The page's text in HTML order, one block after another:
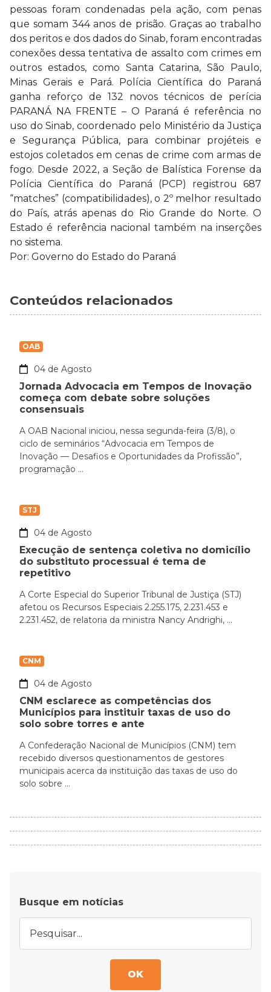
pessoas foram condenadas pela ação, com penas
que somam 344 anos de prisão. Graças ao trabalho
dos peritos e dos dados do Sinab, foram encontradas
conexões dessa tentativa de assalto com crimes em
outros estados, como Santa Catarina, São Paulo,
Minas Gerais e Pará. Polícia Científica do Paraná
ganha reforço de 132 novos técnicos de perícia
PARANÁ NA FRENTE – O Paraná é referência no
uso do Sinab, coordenado pelo Ministério da Justiça
e Segurança Pública, para combinar projéteis e
estojos coletados em cenas de crime com armas de
fogo. Desde 2022, a Seção de Balística Forense da
Polícia Científica do Paraná (PCP) registrou 687
“matches” (compatibilidades), o 2º melhor resultado
do País, atrás apenas do Rio Grande do Norte. O
Estado é referência nacional também na inserções
no sistema.
Por: Governo do Estado do Paraná
Conteúdos relacionados
OAB
04 de Agosto
Jornada Advocacia em Tempos de Inovação
começa com debate sobre soluções
consensuais
A OAB Nacional iniciou, nessa segunda-feira (3/8), o
ciclo de seminários “Advocacia em Tempos de
Inovação — Desafios e Oportunidades da Profissão”,
programação ...
STJ
04 de Agosto
Execução de sentença coletiva no domicílio
do substituto processual é tema de
repetitivo
A Corte Especial do Superior Tribunal de Justiça (STJ)
afetou os Recursos Especiais 2.255.175, 2.231.453 e
2.231.452, de relatoria da ministra Nancy Andrighi, ...
CNM
04 de Agosto
CNM esclarece as competências dos
Municípios para instituir taxas de uso do
solo sobre torres e ante
A Confederação Nacional de Municípios (CNM) tem
recebido diversos questionamentos de gestores
municipais acerca da instituição das taxas de uso do
solo sobre ...
Busque em notícias
OK